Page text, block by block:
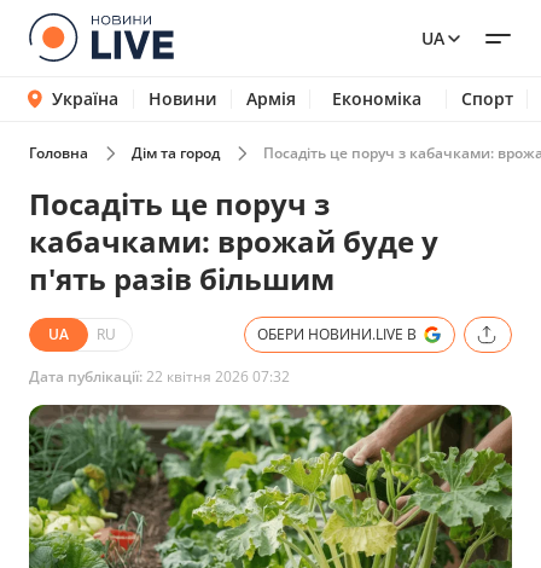
UA
Україна Новини Армія Економіка Спорт
Головна Дім та город Посадіть це поруч з кабачками:
Посадіть це поруч з
кабачками: врожай буде у
п'ять разів більшим
UA RU ОБЕРИ НОВИНИ.LIVE В
Дата публікації:22 квітня 2026 07:32